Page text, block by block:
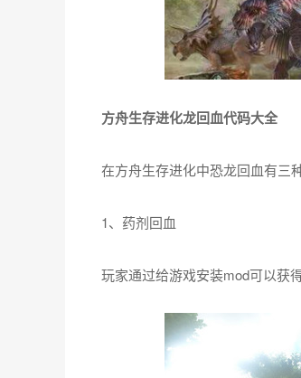
方舟生存进化龙回血代码大全
在方舟生存进化中恐龙回血有三
1、药剂回血
玩家通过给游戏安装mod可以获